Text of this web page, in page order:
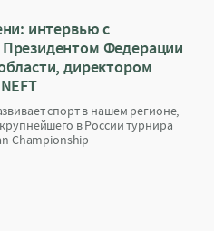
интервью с
Федерации
директором
спорт в нашем регионе,
в России турнира
Championship